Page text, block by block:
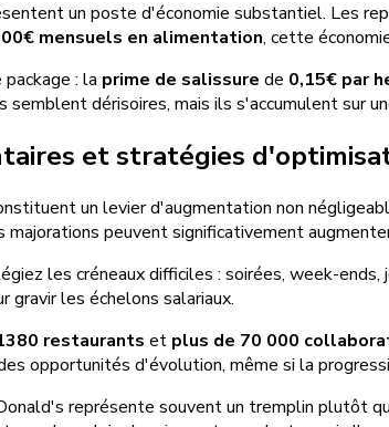
un poste d'économie substantiel. Les
mensuels en alimentation, cette
: la prime de salissure de 0,15€ par
semblent dérisoires, mais ils s'accumulent sur
et stratégies
un levier d'augmentation non
peuvent significativement
les créneaux difficiles : soirées, week-
gravir les échelons salariaux.
restaurants et plus de 70 000
opportunités d'évolution, même si la
représente souvent un tremplin plutôt